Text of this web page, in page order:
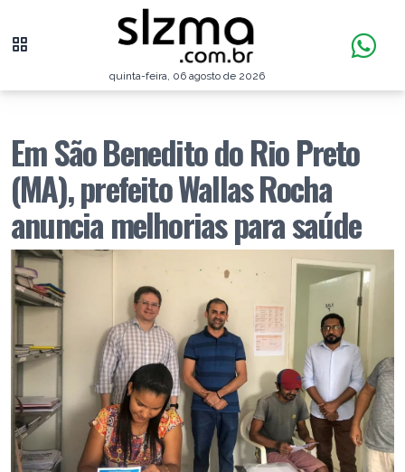
quinta-feira, 06 agosto de 2026
Em São Benedito do Rio Preto
(MA), prefeito Wallas Rocha
anuncia melhorias para saúde